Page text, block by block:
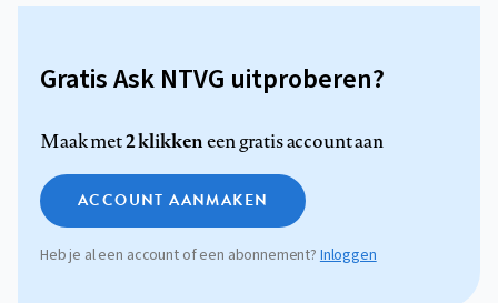
Gratis Ask NTVG uitproberen?
Maak met2 klikkeneen gratis account aan
ACCOUNT AANMAKEN
Heb je al een account of een abonnement?Inloggen